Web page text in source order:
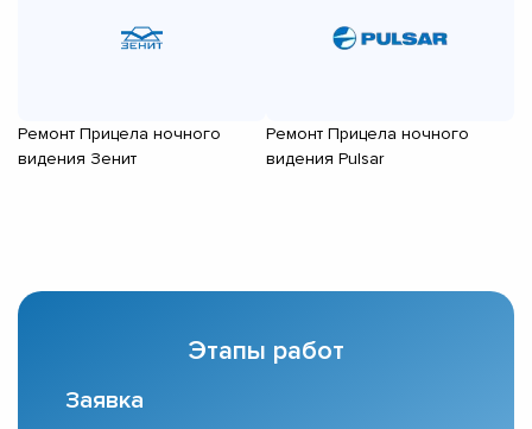
Ремонт Прицела ночного
видения Зенит
Ремонт Прицела ночного
видения Pulsar
Этапы работ
Заявка